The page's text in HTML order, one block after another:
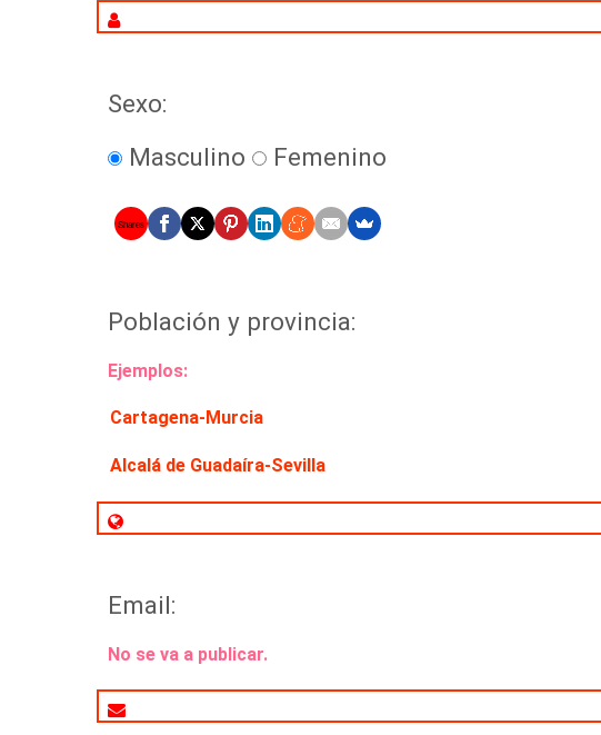
Sexo:
Masculino
Femenino
Shares
Población y provincia:
Ejemplos:
Cartagena-Murcia
Alcalá de Guadaíra-Sevilla
Email:
No se va a publicar.